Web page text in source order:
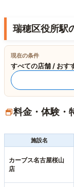
瑞穂区役所駅
現在の条件
すべての店舗 / おす
料金・体験・
施設名
カーブス名古屋桜山
店